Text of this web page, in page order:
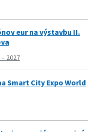
eur na výstavbu II.
– 2027
Smart City Expo World